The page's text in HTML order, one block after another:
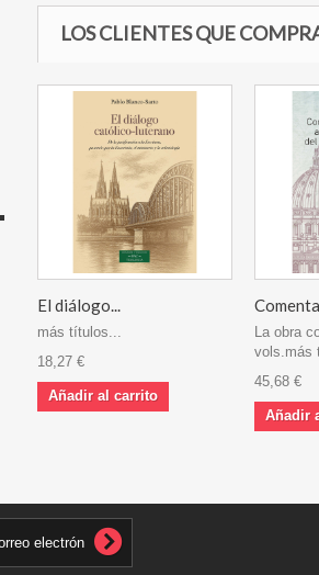
LOS CLIENTES QUE
El diálogo...
más títulos...
18,27 €
Añadir al carrito
La obra
vols.más
45,68 €
Añadir